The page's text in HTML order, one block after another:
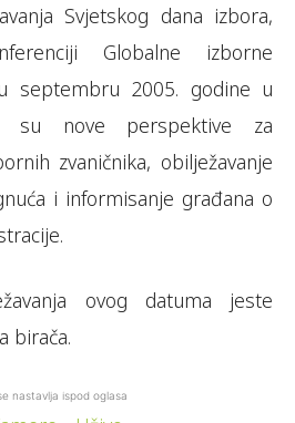
Svjetskog dana izbora,
Globalne izborne
septembru 2005. godine u
su nove perspektive za
zvaničnika, obilјežavanje
i informisanje građana o
ovog datuma jeste
birača.
nastavlja ispod oglasa